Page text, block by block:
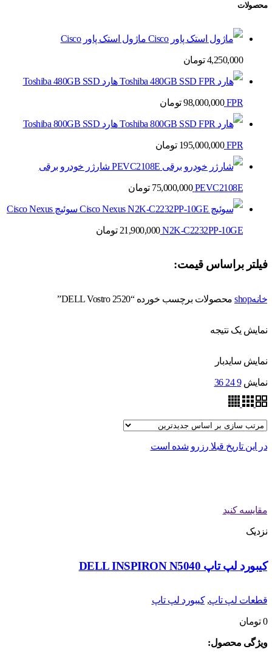
محصولات
ماژول استک پاور Cisco
4,250,000 تومان
هارد Toshiba 480GB SSD
FPR
98,000,000 تومان
هارد Toshiba 800GB SSD
FPR
195,000,000 تومان
شارژر خودرو برقی
PEVC2108E
75,000,000 تومان
سوئیچ Cisco Nexus
N2K-C2232PP-10GE
21,900,000 تومان
فیلتر براساس قیمت:
خانهshop محصولات برچسب خورده “DELL Vostro 2520”
نمایش یک نتیجه
نمایش سایدبار
نمایش 9
24
36
در این تاریخ قبلا رزرو شده است
مقایسه کنید
نزدیک
کیبورد لپ تاپ DELL INSPIRON N5040
قطعات لپ تاپ,کیبورد لپ تاپ
0 تومان
ویژگی محصول: